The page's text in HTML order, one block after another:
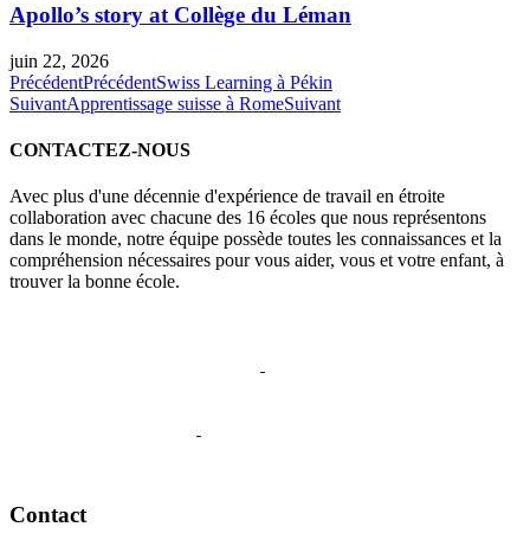
Apollo’s story at Collège du Léman
juin 22, 2026
PrécédentPrécédentSwiss Learning à Pékin
SuivantApprentissage suisse à RomeSuivant
CONTACTEZ-NOUS
Avec plus d'une décennie d'expérience de travail en étroite
collaboration avec chacune des 16 écoles que nous représentons
dans le monde, notre équipe possède toutes les connaissances et la
compréhension nécessaires pour vous aider, vous et votre enfant, à
trouver la bonne école.
Contact